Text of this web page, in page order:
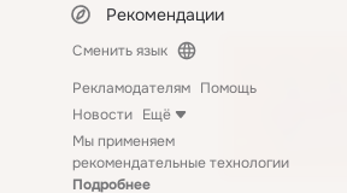
Рекомендации
Сменить язык
Рекламодателям Помощь
Новости Ещё
Мы применяем
рекомендательные технологии
Подробнее